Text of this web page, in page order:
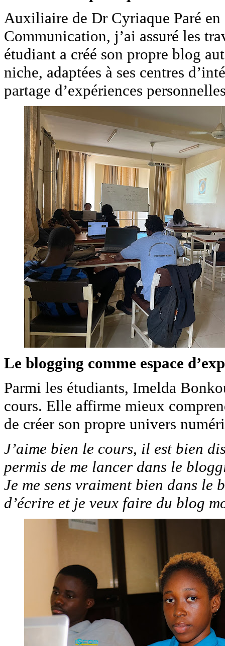
Auxiliaire de Dr Cyriaque Paré
Communication, j’ai assuré les
étudiant a créé son propre blog
niche, adaptées à ses centres
partage d’expériences
Le blogging comme espace
Parmi les étudiants, Imelda
cours. Elle affirme mieux
de créer son propre univers
J’aime bien le cours, il est bien
permis de me lancer dans le
Je me sens vraiment bien dans
d’écrire et je veux faire du blog